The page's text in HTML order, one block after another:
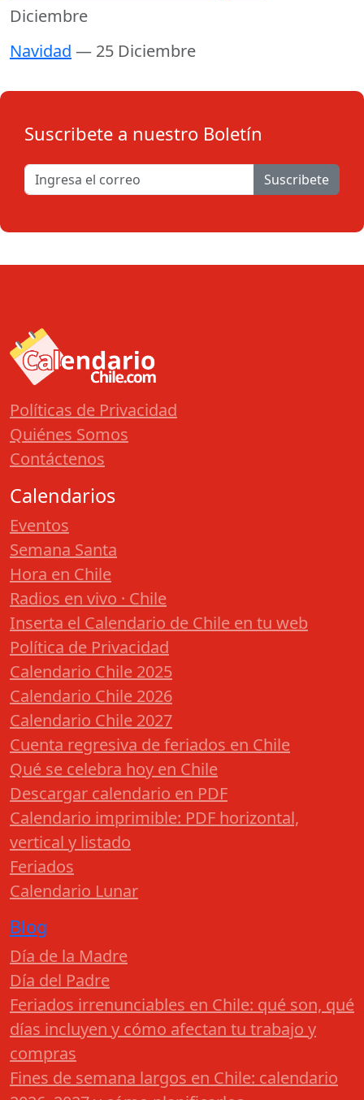
Diciembre
Navidad — 25 Diciembre
Suscribete a nuestro Boletín
Suscribete
Políticas de Privacidad
Quiénes Somos
Contáctenos
Calendarios
Eventos
Semana Santa
Hora en Chile
Radios en vivo · Chile
Inserta el Calendario de Chile en tu web
Política de Privacidad
Calendario Chile 2025
Calendario Chile 2026
Calendario Chile 2027
Cuenta regresiva de feriados en Chile
Qué se celebra hoy en Chile
Descargar calendario en PDF
Calendario imprimible: PDF horizontal,
vertical y listado
Feriados
Calendario Lunar
Blog
Día de la Madre
Día del Padre
Feriados irrenunciables en Chile: qué son, qué
días incluyen y cómo afectan tu trabajo y
compras
Fines de semana largos en Chile: calendario